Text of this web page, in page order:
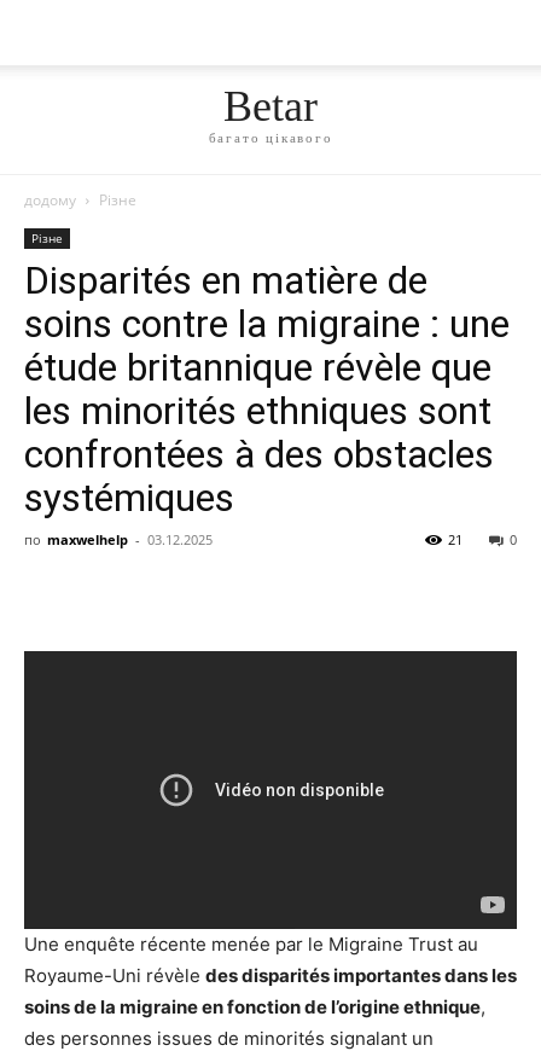
Betar
багато цікавого
додому Різне
Різне
Disparités en matière de
soins contre la migraine : une
étude britannique révèle que
les minorités ethniques sont
confrontées à des obstacles
systémiques
по maxwelhelp - 03.12.2025 0
21
Une enquête récente menée par le Migraine Trust au
Royaume-Uni révèle des disparités importantes dans les
soins de la migraine en fonction de l’origine ethnique,
des personnes issues de minorités signalant un